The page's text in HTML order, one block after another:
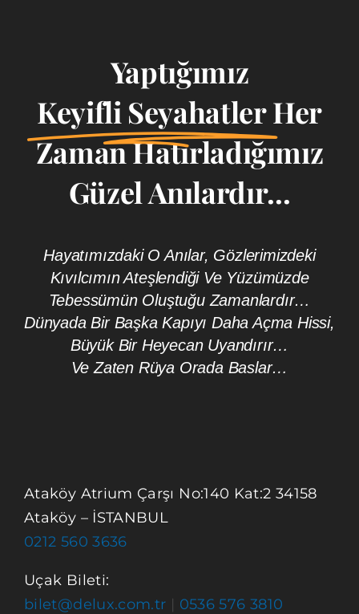
Yaptığımız
Keyifli SeyahatlerHer
Zaman Hatırladığımız
Güzel Anılardır...
Hayatımızdaki O Anılar, Gözlerimizdeki
Kıvılcımın Ateşlendiği Ve Yüzümüzde
Tebessümün Oluştuğu Zamanlardır…
Dünyada Bir Başka Kapıyı Daha Açma Hissi,
Büyük Bir Heyecan Uyandırır…
Ve Zaten Rüya Orada Baslar…
Ataköy Atrium Çarşı No:140 Kat:2 34158
Ataköy – İSTANBUL
0212 560 3636
Uçak Bileti:
bilet@delux.com.tr
0536 576 3810